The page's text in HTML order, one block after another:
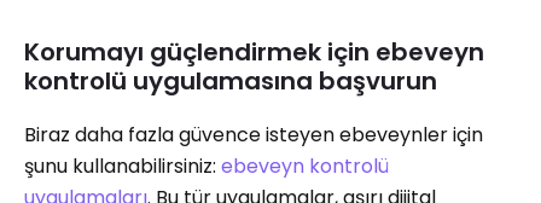
Korumayı güçlendirmek için ebeveyn
kontrolü uygulamasına başvurun
Biraz daha fazla güvence isteyen ebeveynler için
şunu kullanabilirsiniz: ebeveyn kontrolü
uygulamaları. Bu tür uygulamalar, aşırı dijital